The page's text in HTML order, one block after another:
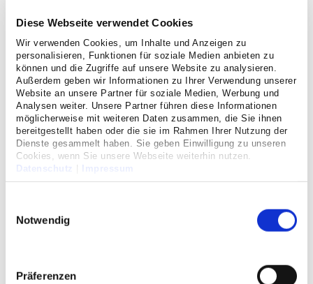
Diese Webseite verwendet Cookies
Wir verwenden Cookies, um Inhalte und Anzeigen zu
personalisieren, Funktionen für soziale Medien anbieten zu
können und die Zugriffe auf unsere Website zu analysieren.
Außerdem geben wir Informationen zu Ihrer Verwendung unserer
Website an unsere Partner für soziale Medien, Werbung und
Analysen weiter. Unsere Partner führen diese Informationen
möglicherweise mit weiteren Daten zusammen, die Sie ihnen
bereitgestellt haben oder die sie im Rahmen Ihrer Nutzung der
Dienste gesammelt haben. Sie geben Einwilligung zu unseren
Cookies, wenn Sie unsere Webseite weiterhin nutzen.
Datenschutz
Impressum
Notwendig
Präferenzen
Ihr Aufenthalt bei uns
Terminvereinbarung
Einen Termin für eine Behandlung in unserem
Haus vereinbaren Sie in der Regel hier im ZPM.
Für einen reibunsglosen Ablauf bringen Sie
bitte dazu folgende Unterlagen mit:
vorab Ihren Versicherungsstatus (z. B. Wahlarzt,
Ein/Zwei-Bett-Zimmer)
Kontaktdaten von Anghörigen